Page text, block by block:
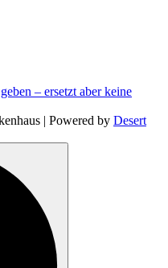
| Powered by Desert